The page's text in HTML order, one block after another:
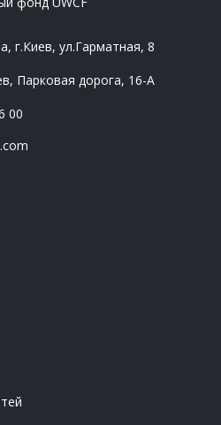
г.Киев, ул.Гарматная, 8
Парковая дорога, 16-А
00